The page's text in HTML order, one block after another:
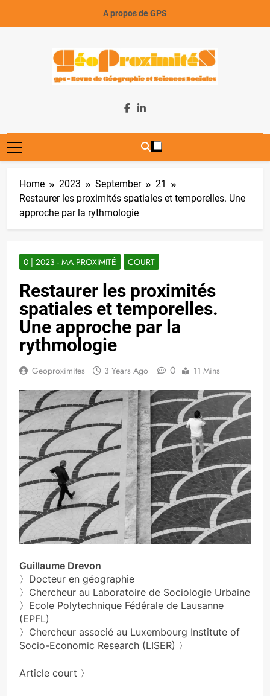
A propos de GPS
GeoProximiteS
Home 2023 September
21
Restaurer les proximités spatiales et temporelles. Une
approche par la rythmologie
0 | 2023 - MA PROXIMITÉ COURT
Restaurer les proximités
spatiales et temporelles.
Une approche par la
rythmologie
Geoproximites 3 Years Ago 0 11 Mins
Guillaume Drevon
〉Docteur en géographie
〉Chercheur au Laboratoire de Sociologie Urbaine
〉Ecole Polytechnique Fédérale de Lausanne
(EPFL)
〉Chercheur associé au Luxembourg Institute of
Socio-Economic Research (LISER) 〉
Article court 〉